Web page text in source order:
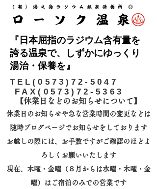
『日本屈指のラジウム含有量を
誇る温泉で、しずかにゆっくり
湯治・保養を』
​TEL(0573)72-5047
FAX(0573)72-5363
【休業日などのお知らせについて】​
休業日のお知らせや急な営業時間の変更などは
随時ブログページでお知らせをしております
お越しの際には、
お手数ですがご確認のほどよ
ろしくお願いいたします
​現在、木曜・金曜（８月からは水曜・木曜・金
曜）はご宿泊のみでの営業です